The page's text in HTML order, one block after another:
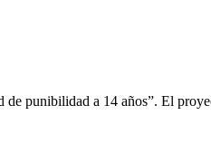
de punibilidad a 14 años”. El